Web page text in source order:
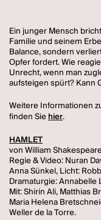
Ein junger Mensch
Familie und seinem
Balance, sondern
Opfer fordert. Wie
Unrecht, wenn man
aufsteigen spürt? Kann
Weitere Informationen
finden Siehier.
HAMLET
von William
Regie & Video: Nuran
Anna Sünkel, Licht:
Dramaturgie: Annabelle
Mit: Shirin Ali, Matthias
Maria Helena
Weller de la Torre.